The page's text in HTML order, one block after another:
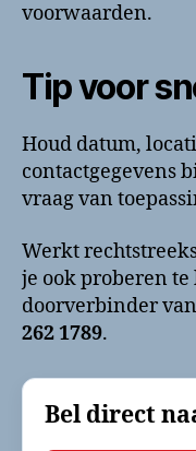
voorwaarden.
Tip voor
Houd datum,
contactgegevens
vraag van
Werkt
je ook proberen
doorverbinder
262 1789.
Bel direct